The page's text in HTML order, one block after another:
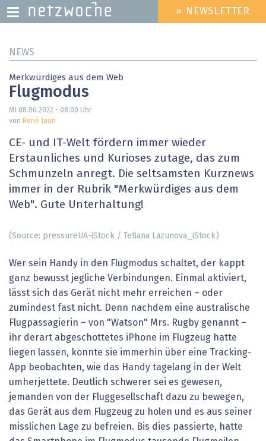
zum
HEADER
MENU
» NEWSLETTER
NEWS
Merkwürdiges aus dem Web
Flugmodus
Mi 08.06.2022 - 08:00 Uhr
von René Jaun
CE- und IT-Welt fördern immer wieder
Erstaunliches und Kurioses zutage, das zum
Schmunzeln anregt. Die seltsamsten Kurznews
immer in der Rubrik "Merkwürdiges aus dem
Web". Gute Unterhaltung!
(Source: pressureUA-iStock / Tetiana Lazunova_iStock)
Wer sein Handy in den Flugmodus schaltet, der kappt
ganz bewusst jegliche Verbindungen. Einmal aktiviert,
lässt sich das Gerät nicht mehr erreichen – oder
zumindest fast nicht. Denn nachdem eine australische
Flugpassagierin – von "Watson" Mrs. ­Rugby genannt –
ihr derart abgeschottetes iPhone im Flugzeug hatte
liegen lassen, konnte sie immerhin über eine Tracking-
App beobachten, wie das Handy tagelang in der Welt
umherjettete. Deutlich schwerer sei es gewesen,
jemanden von der Fluggesellschaft dazu zu bewegen,
das Gerät aus dem Flugzeug zu holen und es aus seiner
misslichen Lage zu befreien. Bis dies passierte, hatte